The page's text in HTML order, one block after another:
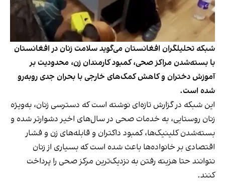
شبکه تحلیلگران افغانستان می‌گوید سلامت زنان در افغانستان
با بسته‌شدن مراکز صحی، کمبود کارمندان زن، محدودیت بر
آموزش دختران و کاهش کمک‌های خارجی با بحران جدی روبه‌رو
شده است.
این شبکه در گزارش تازه‌ای نوشته است که دسترسی زنان، به‌ویژه
زنان روستایی، به خدمات صحی در سال‌های اخیر دشوارتر شده و
بسته‌شدن کلینیک‌ها، کمبود داکتران و قابله‌های زن و فشار
اقتصادی بر خانواده‌ها باعث شده است که بسیاری از زنان
نتوانند حتا هزینه رفتن به نزدیک‌ترین مرکز صحی را پرداخت
کنند.